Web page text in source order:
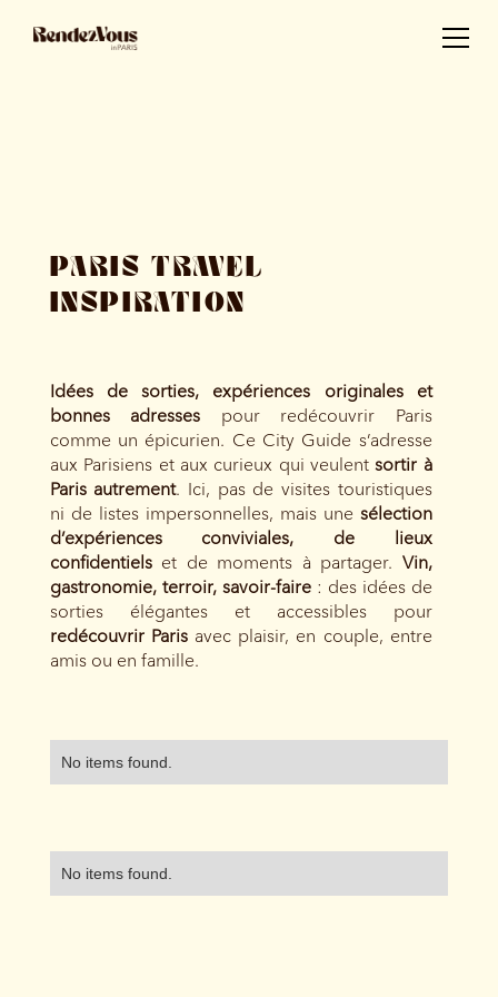
PARIS TRAVEL
INSPIRATION
Idées de sorties, expériences originales et
bonnes adresses pour redécouvrir Paris
comme un épicurien. Ce City Guide s’adresse
aux Parisiens et aux curieux qui veulentsortir à
Paris autrement. Ici, pas de visites touristiques
ni de listes impersonnelles, mais une sélection
d’expériences conviviales, de lieux
confidentielset de moments à partager. Vin,
gastronomie, terroir, savoir-faire: des idées de
sorties élégantes et accessibles pour
redécouvrir Parisavec plaisir, en couple, entre
amis ou en famille.
No items found.
No items found.